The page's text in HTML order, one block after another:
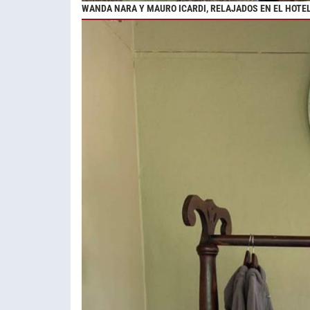
WANDA NARA Y MAURO ICARDI, RELAJADOS EN EL